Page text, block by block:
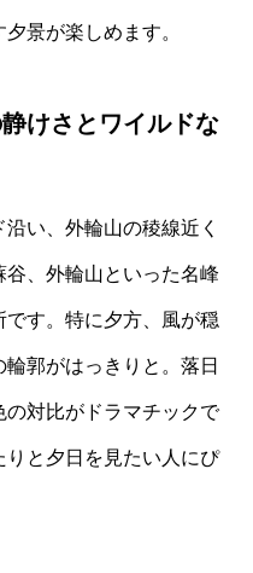
景が楽しめます。
けさとワイルドな
い、外輪山の稜線近く
、外輪山といった名峰
す。特に夕方、風が穏
郭がはっきりと。落日
対比がドラマチックで
と夕日を見たい人にぴ